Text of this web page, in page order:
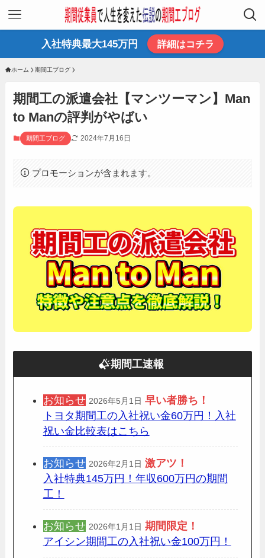
入社特典最大145万円 詳細はコチラ
ホーム 期間工ブログ
期間工の派遣会社【マンツーマン】Man
to Manの評判がやばい
期間工ブログ 2024年7月16日
プロモーションが含まれます。
期間工速報
お知らせ 2026年5月1日 早い者勝ち！
トヨタ期間工の入社祝い金60万円！入社
祝い金比較表はこちら
お知らせ 2026年2月1日 激アツ！
入社特典145万円！年収600万円の期間
工！
お知らせ 2026年1月1日 期間限定 ！
アイシン期間工の入社祝い金100万円！